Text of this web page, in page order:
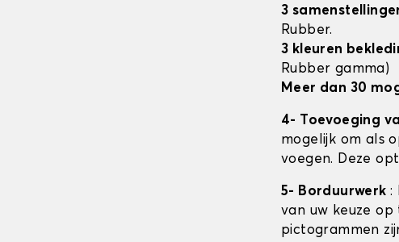
3
Rubber.
3 kleuren
Rubber gamma)
Meer dan 30
4- Toevoeging
mogelijk om als
voegen. Deze
5- Borduurwerk :
van uw keuze
pictogrammen